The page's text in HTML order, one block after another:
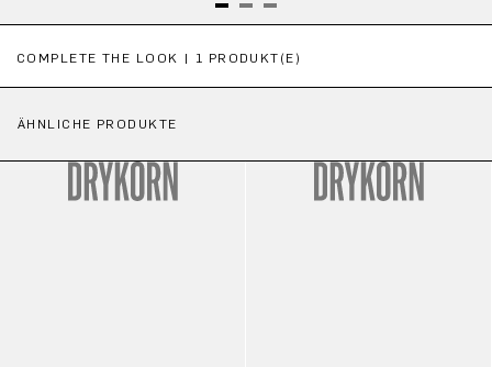
COMPLETE THE LOOK | 1 PRODUKT(E)
ÄHNLICHE PRODUKTE